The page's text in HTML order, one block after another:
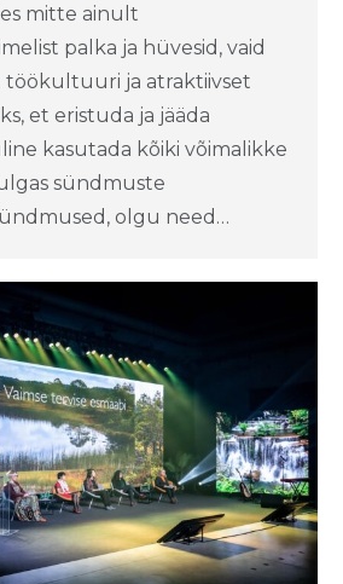
mitte ainult
palka ja hüvesid, vaid
töökultuuri ja atraktiivset
et eristuda ja jääda
kasutada kõiki võimalikke
sündmuste
olgu need…